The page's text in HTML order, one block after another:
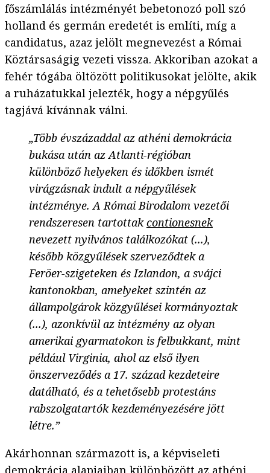
főszámlálás intézményét bebetonozó poll szó
holland és germán eredetét is említi, míg a
candidatus, azaz jelölt megnevezést a Római
Köztársaságig vezeti vissza. Akkoriban azokat a
fehér tógába öltözött politikusokat jelölte, akik
a ruházatukkal jelezték, hogy a népgyűlés
tagjává kívánnak válni.
„Több évszázaddal az athéni demokrácia
bukása után az Atlanti-régióban
különböző helyeken és időkben ismét
virágzásnak indult a népgyűlések
intézménye. A Római Birodalom vezetői
rendszeresen tartottakcontionesnek
nevezett nyilvános találkozókat (...),
később közgyűlések szerveződtek a
Feröer-szigeteken és Izlandon, a svájci
kantonokban, amelyeket szintén az
állampolgárok közgyűlései kormányoztak
(...), azonkívül az intézmény az olyan
amerikai gyarmatokon is felbukkant, mint
például Virginia, ahol az első ilyen
önszerveződés a 17. század kezdeteire
datálható, és a tehetősebb protestáns
rabszolgatartók kezdeményezésére jött
létre.”
Akárhonnan származott is, a képviseleti
demokrácia alapjaiban különbözött az athéni